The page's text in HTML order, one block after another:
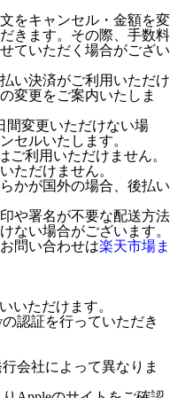
をキャンセル・金額を変
きます。その際、手数料
ていただく場合がござい
い決済がご利用いただけ
変更をご案内いたしま
間変更いただけない場
セルいたします。
ご利用いただけません。
ただけません。
かが国外の場合、後払い
や署名が不要な配送方法
ない場合がございます。
問い合わせは楽天市場ま
いただけます。
認証を行っていただき
会社によって異なりま